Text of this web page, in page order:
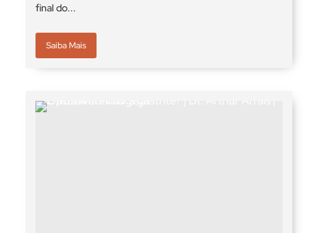
final do...
Saiba Mais